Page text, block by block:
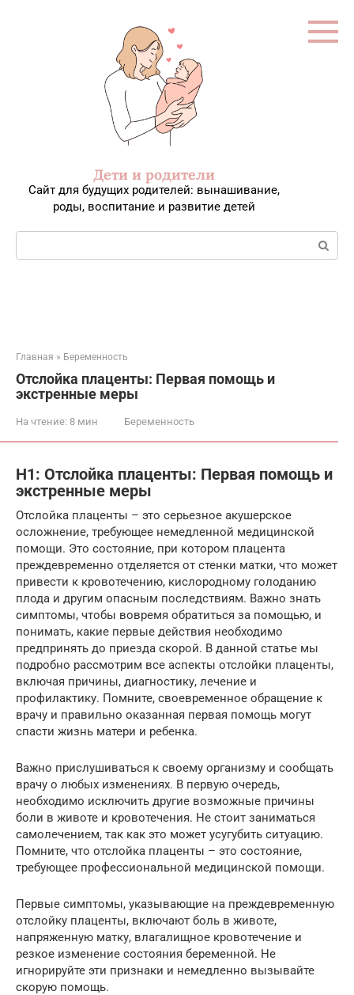
Дети и родители
Сайт для будущих родителей: вынашивание,
роды, воспитание и развитие детей
Поиск:
Главная » Беременность
Отслойка плаценты: Первая помощь и
экстренные меры
На чтение: 8 мин Беременность
H1: Отслойка плаценты: Первая помощь и
экстренные меры
Отслойка плаценты – это серьезное акушерское
осложнение, требующее немедленной медицинской
помощи. Это состояние, при котором плацента
преждевременно отделяется от стенки матки, что может
привести к кровотечению, кислородному голоданию
плода и другим опасным последствиям. Важно знать
симптомы, чтобы вовремя обратиться за помощью, и
понимать, какие первые действия необходимо
предпринять до приезда скорой. В данной статье мы
подробно рассмотрим все аспекты отслойки плаценты,
включая причины, диагностику, лечение и
профилактику. Помните, своевременное обращение к
врачу и правильно оказанная первая помощь могут
спасти жизнь матери и ребенка.
Важно прислушиваться к своему организму и сообщать
врачу о любых изменениях. В первую очередь,
необходимо исключить другие возможные причины
боли в животе и кровотечения. Не стоит заниматься
самолечением, так как это может усугубить ситуацию.
Помните, что отслойка плаценты – это состояние,
требующее профессиональной медицинской помощи.
Первые симптомы, указывающие на преждевременную
отслойку плаценты, включают боль в животе,
напряженную матку, влагалищное кровотечение и
резкое изменение состояния беременной. Не
игнорируйте эти признаки и немедленно вызывайте
скорую помощь.